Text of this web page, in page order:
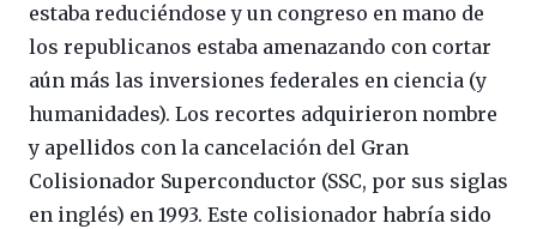
estaba reduciéndose y un congreso en mano de
los republicanos estaba amenazando con cortar
aún más las inversiones federales en ciencia (y
humanidades). Los recortes adquirieron nombre
y apellidos con la cancelación del Gran
Colisionador Superconductor (SSC, por sus siglas
en inglés) en 1993. Este colisionador habría sido